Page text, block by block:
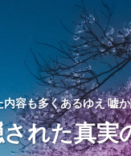
容も多くあるゆえ 嘘
れた真実